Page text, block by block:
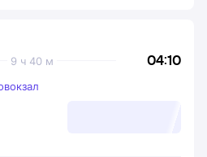
04:10
9 ч 40 м